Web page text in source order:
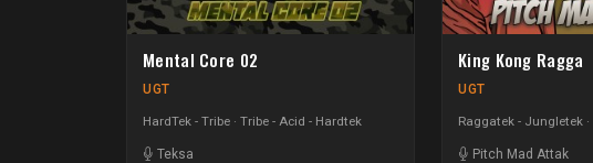
Mental Core 02
UGT
HardTek - Tribe Tribe - Acid - Hardtek
Teksa
King Kong Ragga
UGT
Raggatek - Jungletek
Pitch Mad Attak